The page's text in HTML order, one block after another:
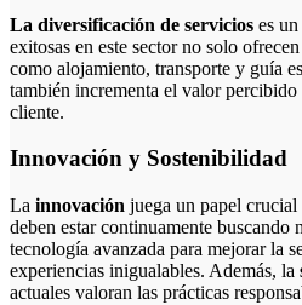
La diversificación de servicios es
exitosas en este sector no solo
como alojamiento, transporte y guía
también incrementa el valor
cliente.
Innovación y Sostenibilidad
La innovación juega un papel crucial
deben estar continuamente
tecnología avanzada para mejorar la
experiencias inigualables. Además, la
actuales valoran las prácticas